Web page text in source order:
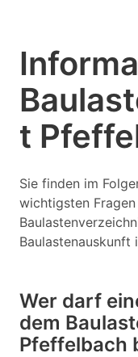
t
Sie finden im
wichtigsten
Baulastenauskunft
Wer darf
dem
Pfeffelbach